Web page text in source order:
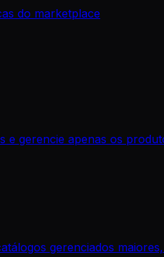
do marketplace
e gerencie apenas os
gerenciados